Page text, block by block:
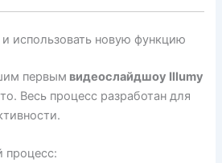
и использовать новую функцию
первым видеослайдшоу Illumy
Весь процесс разработан для
процесс: